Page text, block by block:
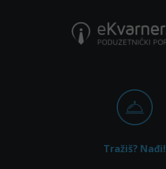
Tražiš? Nađi!